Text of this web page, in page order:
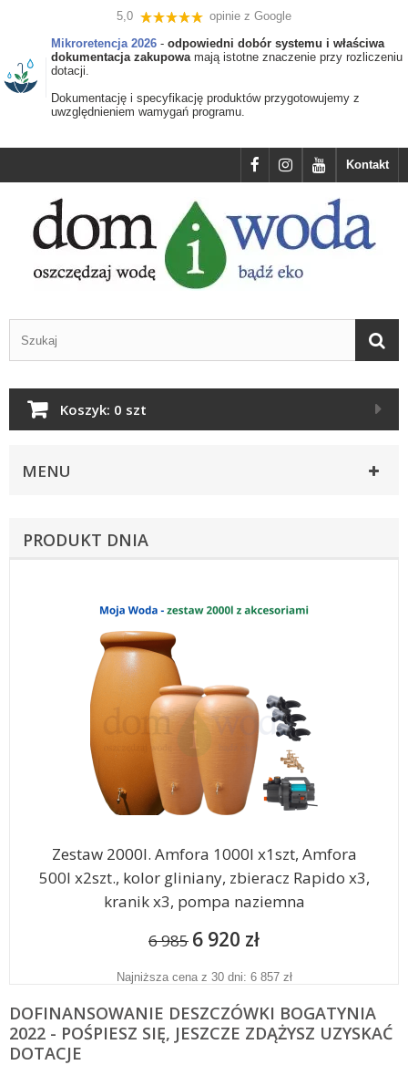
5,0
opinie z Google
Mikroretencja 2026 - odpowiedni dobór systemu i właściwa
dokumentacja zakupowamają istotne znaczenie przy rozliczeniu
dotacji.
Dokumentację i specyfikację produktów przygotowujemy z
uwzględnieniem wamygań programu.
Kontakt
Koszyk: 0 szt
MENU
PRODUKT DNIA
Zestaw 2000l. Amfora 1000l x1szt, Amfora
500l x2szt., kolor gliniany, zbieracz Rapido x3,
kranik x3, pompa naziemna
6 985 6 920 zł
Najniższa cena z 30 dni: 6 857 zł
DOFINANSOWANIE DESZCZÓWKI BOGATYNIA
2022 - POŚPIESZ SIĘ, JESZCZE ZDĄŻYSZ UZYSKAĆ
DOTACJE